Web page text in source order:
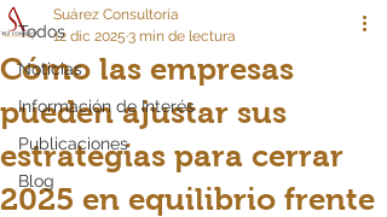
Todos
Noticias
Información de Interés
Publicaciones
Blog
Cómo las empresas
pueden ajustar sus
estrategias para cerrar
2025 en equilibrio frente
Suárez Consultoría
12 dic 2025 3 min de lectura